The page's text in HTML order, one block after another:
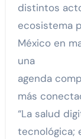
distintos
ecosistema
México en
una
agenda
más
“La salud
tecnológica;